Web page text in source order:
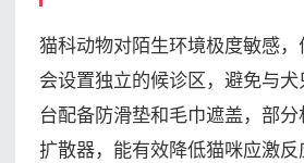
猫科动物对陌生环境极度敏感
会设置独立的候诊区，避免与
台配备防滑垫和毛巾遮盖，部
扩散器，能有效降低猫咪应激